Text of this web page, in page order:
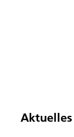
Aktuelles